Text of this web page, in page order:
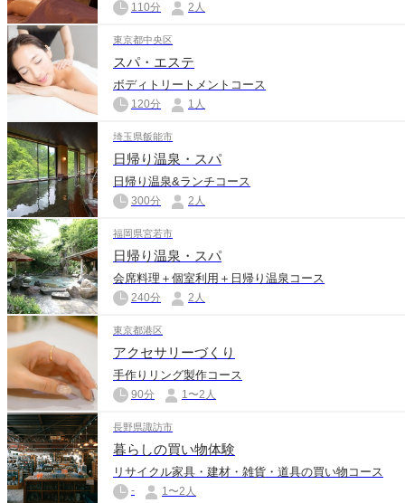
110分 2人
東京都中央区
スパ・エステ
ボディトリートメントコース
120分 1人
埼玉県飯能市
日帰り温泉・スパ
日帰り温泉&ランチコース
300分 2人
福岡県宮若市
日帰り温泉・スパ
会席料理＋個室利用＋日帰り温泉コース
240分 2人
東京都港区
アクセサリーづくり
手作りリング製作コース
90分 1〜2人
長野県諏訪市
暮らしの買い物体験
リサイクル家具・建材・雑貨・道具の買い物コース
- 1〜2人